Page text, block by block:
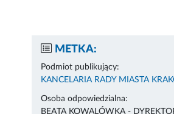
METKA:
Podmiot publikujący:
KANCELARIA RADY MIASTA
Osoba odpowiedzialna:
BEATA KOWALÓWKA -